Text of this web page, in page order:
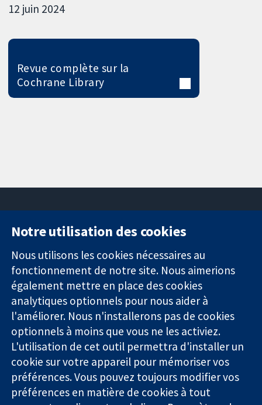
12 juin 2024
Revue complète sur la
Cochrane Library
Des données
probantes.
Des décisions
éclairées.
Une meilleure
santé.
11-13 Cavendish
Square
Londres
W1G0AN
Royaume-Uni
nous
Actualités
Service de
presse
Qui sommes-
nous
Offres
d'emploi
Library
Notre utilisation des cookies
Nous utilisons les cookies nécessaires au
fonctionnement de notre site. Nous aimerions
également mettre en place des cookies
analytiques optionnels pour nous aider à
l'améliorer. Nous n'installerons pas de cookies
optionnels à moins que vous ne les activiez.
L'utilisation de cet outil permettra d'installer un
cookie sur votre appareil pour mémoriser vos
préférences. Vous pouvez toujours modifier vos
préférences en matière de cookies à tout